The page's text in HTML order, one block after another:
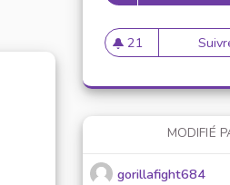
21
21 abonnés
MODIFIÉ
gorillafight684